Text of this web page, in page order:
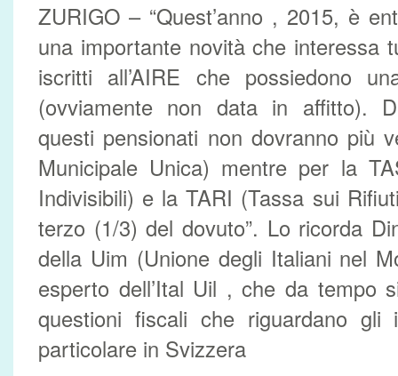
ZURIGO – “Quest’anno , 2015, è
una importante novità che interessa
iscritti all’AIRE che possiedono
(ovviamente non data in affitto).
questi pensionati non dovranno più
Municipale Unica) mentre per la
Indivisibili) e la TARI (Tassa sui
terzo (1/3) del dovuto”. Lo ricorda
della Uim (Unione degli Italiani nel
esperto dell’Ital Uil , che da tempo
questioni fiscali che riguardano gli
particolare in Svizzera